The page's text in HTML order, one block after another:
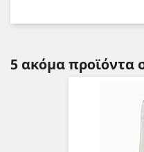
5 ακόμα προϊόντα